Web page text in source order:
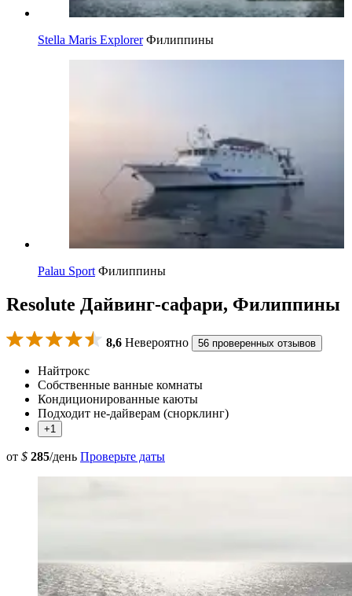
Stella Maris Explorer Филиппины
Palau Sport Филиппины
Resolute Дайвинг-сафари, Филиппины
8,6 Невероятно 56 проверенных отзывов
Найтрокс
Собственные ванные комнаты
Кондиционированные каюты
Подходит не-дайверам (снорклинг)
+1
от $ 285/день Проверьте даты